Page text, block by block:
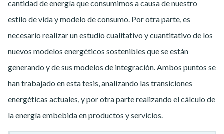
cantidad de energía que consumimos a causa de nuestro
estilo de vida y modelo de consumo. Por otra parte, es
necesario realizar un estudio cualitativo y cuantitativo de los
nuevos modelos energéticos sostenibles que se están
generando y de sus modelos de integración. Ambos puntos se
han trabajado en esta tesis, analizando las transiciones
energéticas actuales, y por otra parte realizando el cálculo de
la energía embebida en productos y servicios.